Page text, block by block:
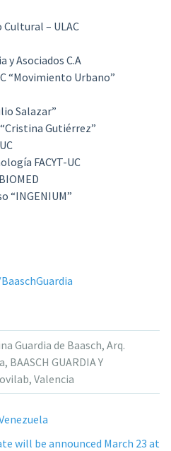
– ULAC
y Asociados C.A
“Movimiento Urbano”
Salazar”
Gutiérrez”
FACYT-UC
“INGENIUM”
Guardia de Baasch, Arq.
, BAASCH GUARDIA Y
, Valencia
will be announced March 23 at